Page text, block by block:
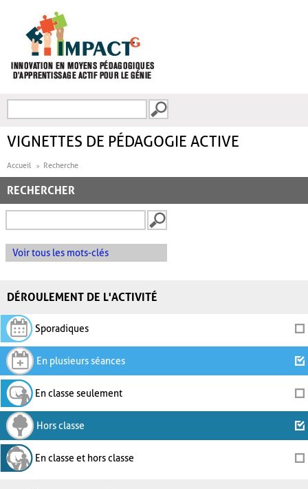
FORMULAIRE DE
VIGNETTES DE PÉDAGOGIE ACTIVE
Accueil Recherche
RECHERCHER
Voir tous les mots-clés
DÉROULEMENT DE L'ACTIVITÉ
Sporadiques
En plusieurs séances
En classe seulement
Hors classe
En classe et hors classe